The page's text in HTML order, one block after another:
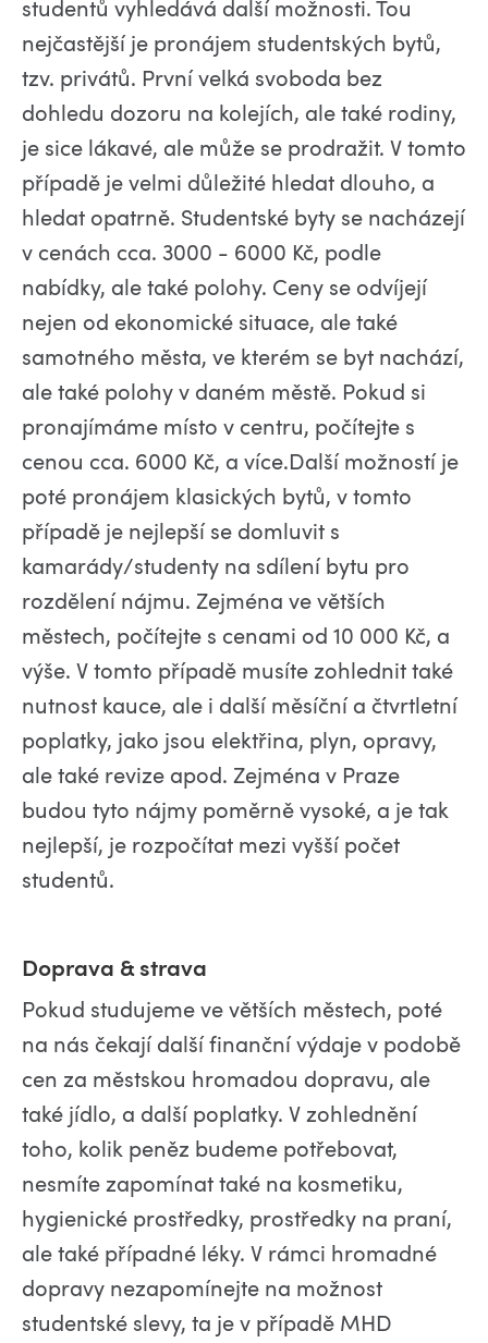
studentů vyhledává další možnosti. Tou
nejčastější je pronájem studentských bytů,
tzv. privátů. První velká svoboda bez
dohledu dozoru na kolejích, ale také rodiny,
je sice lákavé, ale může se prodražit. V tomto
případě je velmi důležité hledat dlouho, a
hledat opatrně. Studentské byty se nacházejí
v cenách cca. 3000 - 6000 Kč, podle
nabídky, ale také polohy. Ceny se odvíjejí
nejen od ekonomické situace, ale také
samotného města, ve kterém se byt nachází,
ale také polohy v daném městě. Pokud si
pronajímáme místo v centru, počítejte s
cenou cca. 6000 Kč, a více.Další možností je
poté pronájem klasických bytů, v tomto
případě je nejlepší se domluvit s
kamarády/studenty na sdílení bytu pro
rozdělení nájmu. Zejména ve větších
městech, počítejte s cenami od 10 000 Kč, a
výše. V tomto případě musíte zohlednit také
nutnost kauce, ale i další měsíční a čtvrtletní
poplatky, jako jsou elektřina, plyn, opravy,
ale také revize apod. Zejména v Praze
budou tyto nájmy poměrně vysoké, a je tak
nejlepší, je rozpočítat mezi vyšší počet
studentů.
Doprava & strava
Pokud studujeme ve větších městech, poté
na nás čekají další finanční výdaje v podobě
cen za městskou hromadou dopravu, ale
také jídlo, a další poplatky. V zohlednění
toho, kolik peněz budeme potřebovat,
nesmíte zapomínat také na kosmetiku,
hygienické prostředky, prostředky na praní,
ale také případné léky. V rámci hromadné
dopravy nezapomínejte na možnost
studentské slevy, ta je v případě MHD